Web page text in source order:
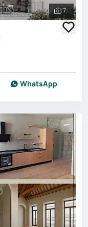
Ver
7
WhatsApp